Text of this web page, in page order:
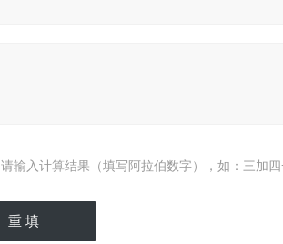
请输入计算结果（填写阿拉伯数字），如：三加四